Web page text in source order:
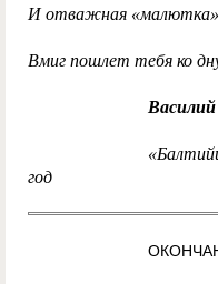
И отважная «малютка»
Вмиг пошлет тебя ко
год